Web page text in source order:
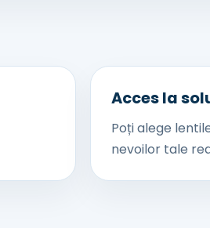
Acces la
Poți alege
nevoilor tale